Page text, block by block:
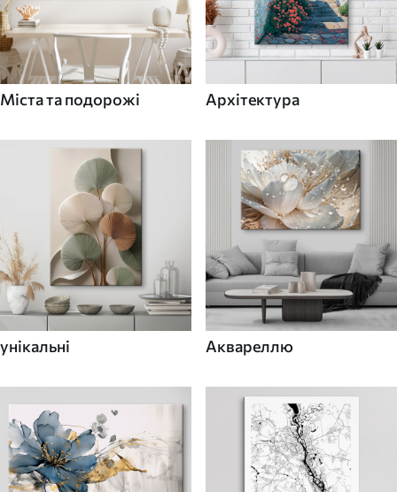
Міста та подорожі Архітектура
унікальні Аквареллю